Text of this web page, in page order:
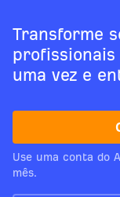
Transforme
uma vez e
Use uma conta do
mês.